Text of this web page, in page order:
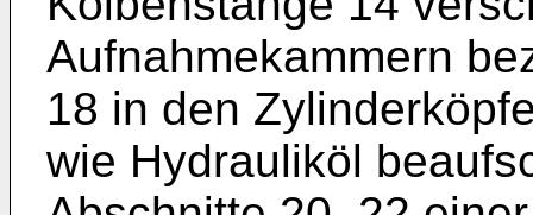
Aufnahmekammern
18 in den
wie Hydrauliköl